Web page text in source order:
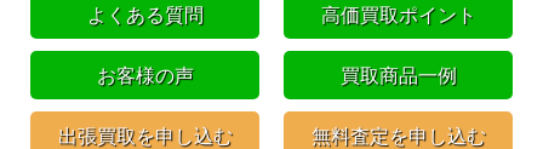
よくある質問 高価買取ポイント
お客様の声 買取商品一例
出張買取を申し込む 無料査定を申し込む